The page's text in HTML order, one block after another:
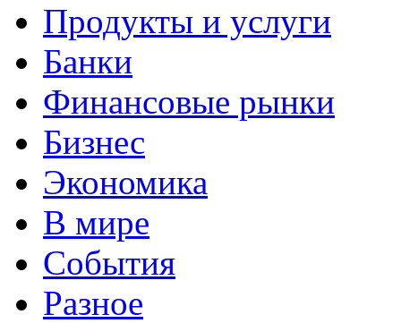
Продукты и услуги
Банки
Финансовые рынки
Бизнес
Экономика
В мире
События
Разное